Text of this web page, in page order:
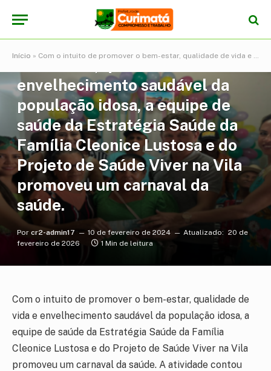
Início » Com o intuito de promover o bem-estar, qualidade de vida e envelhecimento saudável da população idosa, a equipe de saúde da Estratégia Saúde da Família Cleonice Lustosa e do Projeto de Saúde Viver na Vila promoveu um carnaval da saúde.
NOTÍCIAS
Com o intuito de promover o
bem-estar, qualidade de vida e
envelhecimento saudável da
população idosa, a equipe de
saúde da Estratégia Saúde da
Família Cleonice Lustosa e do
Projeto de Saúde Viver na Vila
promoveu um carnaval da
saúde.
Por cr2-admin17 10 de fevereiro de 2024 Atualizado: 20 de
fevereiro de 2026
1 Min de leitura
Com o intuito de promover o bem-estar, qualidade de
vida e envelhecimento saudável da população idosa, a
equipe de saúde da Estratégia Saúde da Família
Cleonice Lustosa e do Projeto de Saúde Viver na Vila
promoveu um carnaval da saúde. A atividade contou